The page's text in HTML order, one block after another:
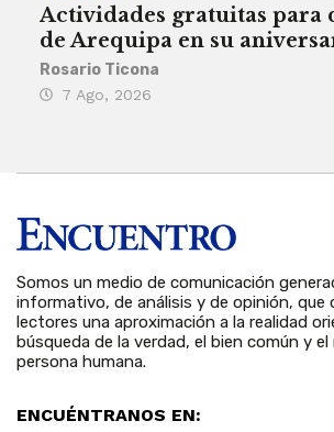
Actividades gratuitas para
de Arequipa en su
Rosario Ticona
7 Ago, 2026
Somos un medio de comunicación
informativo, de análisis y de opinión, que
lectores una aproximación a la realidad
búsqueda de la verdad, el bien común y
persona humana.
ENCUÉNTRANOS EN: